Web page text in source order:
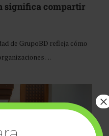
significa compartir
de GrupoBD refleja cómo
…
×